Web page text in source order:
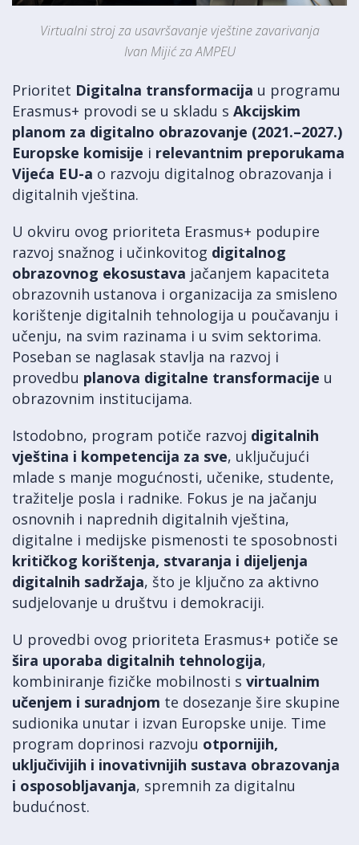
Virtualni stroj za usavršavanje vještine zavarivanja
Ivan Mijić za AMPEU
Prioritet Digitalna transformacija u programu
Erasmus+ provodi se u skladu s Akcijskim
planom za digitalno obrazovanje (2021.–2027.)
Europske komisije i relevantnim preporukama
Vijeća EU-a o razvoju digitalnog obrazovanja i
digitalnih vještina.
U okviru ovog prioriteta Erasmus+ podupire
razvoj snažnog i učinkovitog digitalnog
obrazovnog ekosustava jačanjem kapaciteta
obrazovnih ustanova i organizacija za smisleno
korištenje digitalnih tehnologija u poučavanju i
učenju, na svim razinama i u svim sektorima.
Poseban se naglasak stavlja na razvoj i
provedbu planova digitalne transformacije u
obrazovnim institucijama.
Istodobno, program potiče razvoj digitalnih
vještina i kompetencija za sve, uključujući
mlade s manje mogućnosti, učenike, studente,
tražitelje posla i radnike. Fokus je na jačanju
osnovnih i naprednih digitalnih vještina,
digitalne i medijske pismenosti te sposobnosti
kritičkog korištenja, stvaranja i dijeljenja
digitalnih sadržaja, što je ključno za aktivno
sudjelovanje u društvu i demokraciji.
U provedbi ovog prioriteta Erasmus+ potiče se
šira uporaba digitalnih tehnologija,
kombiniranje fizičke mobilnosti s virtualnim
učenjem i suradnjom te dosezanje šire skupine
sudionika unutar i izvan Europske unije. Time
program doprinosi razvoju otpornijih,
uključivijih i inovativnijih sustava obrazovanja
i osposobljavanja, spremnih za digitalnu
budućnost.